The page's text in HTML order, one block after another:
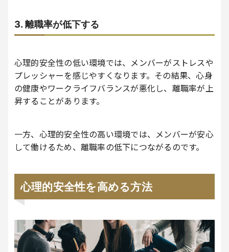
3. 離職率が低下する
心理的安全性の低い環境では、メンバーがストレスや
プレッシャーを感じやすくなります。その結果、心身
の健康やワークライフバランスが悪化し、離職率が上
昇することがあります。
一方、心理的安全性の高い環境では、メンバーが安心
して働けるため、離職率の低下につながるのです。
心理的安全性を高める方法